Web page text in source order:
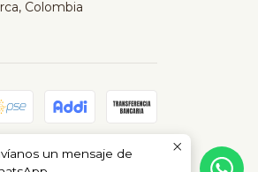
Colombia
un mensaje de